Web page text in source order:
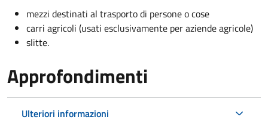
mezzi destinati al trasporto di persone o cose
carri agricoli (usati esclusivamente per aziende agricole)
slitte.
Approfondimenti
Ulteriori informazioni